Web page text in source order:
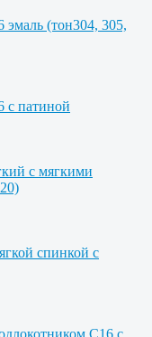
эмаль (тон304, 305,
с патиной
с мягкими
спинкой с